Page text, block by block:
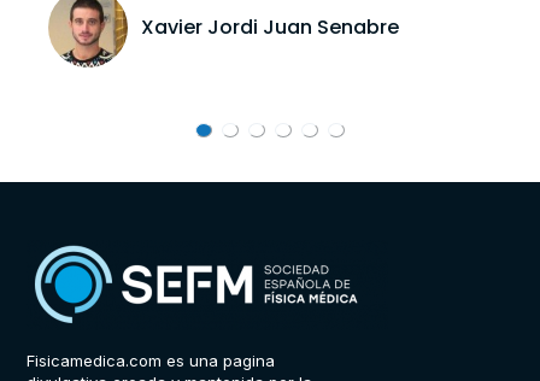
Xavier Jordi Juan Senabre
Fisicamedica.com es una pagina